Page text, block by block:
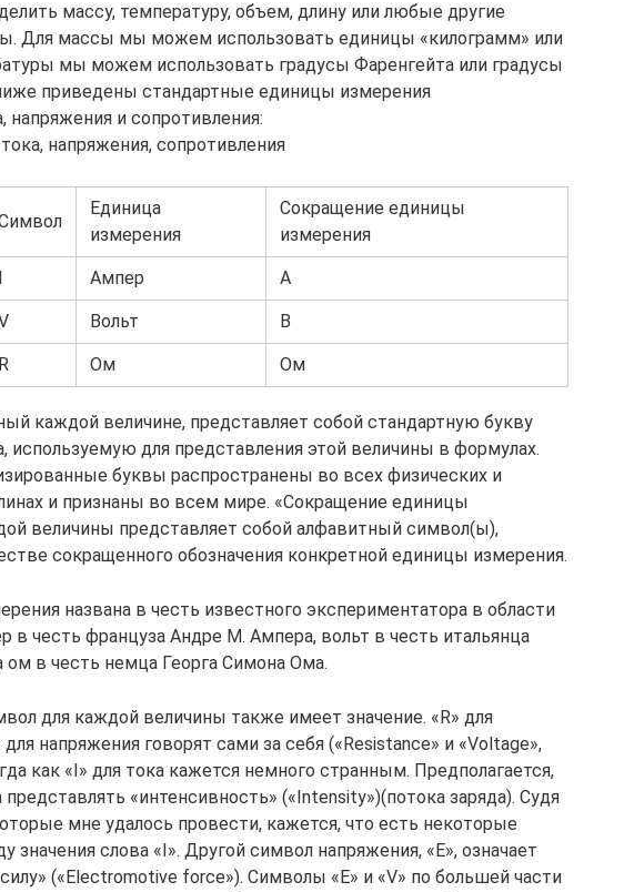
массу, температуру, объем, длину или любые другие
Для массы мы можем использовать единицы «килограмм» или
мы можем использовать градусы Фаренгейта или градусы
приведены стандартные единицы измерения
напряжения и сопротивления:
напряжения, сопротивления
Единица
измерения
Сокращение единицы
измерения
I Ампер А
Вольт В
R Ом Ом
каждой величине, представляет собой стандартную букву
используемую для представления этой величины в формулах.
буквы распространены во всех физических и
и признаны во всем мире. «Сокращение единицы
величины представляет собой алфавитный символ(ы),
сокращенного обозначения конкретной единицы измерения.
названа в честь известного экспериментатора в области
в честь француза Андре М. Ампера, вольт в честь итальянца
ом в честь немца Георга Симона Ома.
для каждой величины также имеет значение. «R» для
напряжения говорят сами за себя («Resistance» и «Voltage»,
как «I» для тока кажется немного странным. Предполагается,
«интенсивность» («Intensity»)(потока заряда). Судя
мне удалось провести, кажется, что есть некоторые
значения слова «I». Другой символ напряжения, «E», означает
(«Electromotive force»). Символы «E» и «V» по большей части